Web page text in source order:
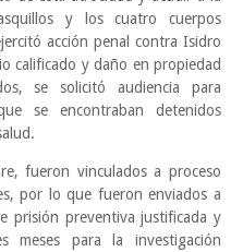
y los cuatro cuerpos
acción penal contra Isidro
calificado y daño en propiedad
se solicitó audiencia para
se encontraban detenidos
fueron vinculados a proceso
por lo que fueron enviados a
prisión preventiva justificada y
meses para la investigación